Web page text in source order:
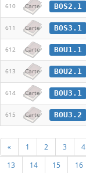
610 Carte BOS2.1
611 Carte BOS3.1
612 Carte BOU1.1
613 Carte BOU2.1
614 Carte BOU3.1
615 Carte BOU3.2
« 1 2 3 4
13
14 15 16